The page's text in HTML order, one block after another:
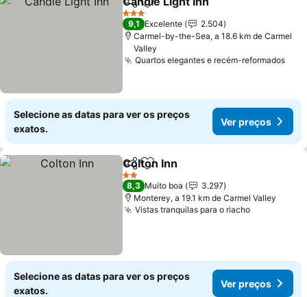
PartilharAdicionar aos favoritos
3 Estrelas
9,1 Excelente
2.504
Carmel-by-the-Sea, a 18.6 km de Carmel
Valley
Quartos elegantes e recém-reformados
Selecione as datas para ver os preços
exatos.
Ver preços
PartilharAdicionar aos favoritos
Colton Inn
2 Estrelas
8,3 Muito boa
3.297
Monterey, a 19.1 km de Carmel Valley
Vistas tranquilas para o riacho
Selecione as datas para ver os preços
exatos.
Ver preços